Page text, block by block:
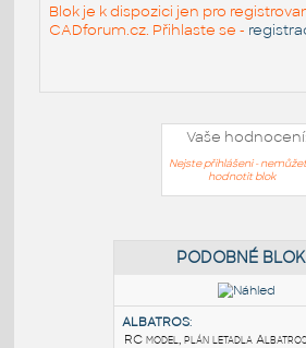
Blok je k dispozici jen pro
CADforum.cz. Přihlaste se -
Vaše hodnocení:
Nejste přihlášeni -
hodnotit blok